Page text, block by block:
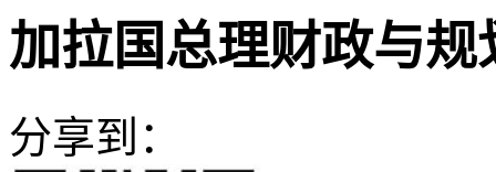
加拉国总理财政与
分享到：